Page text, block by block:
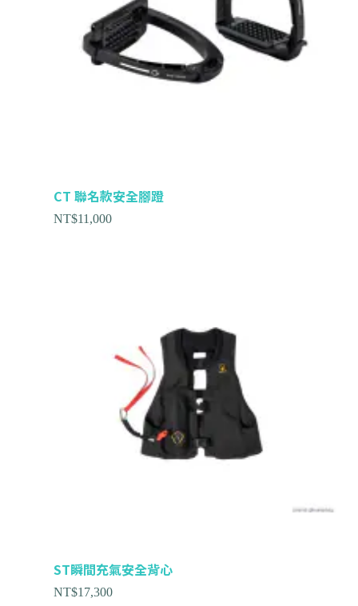
CT 聯名款安全腳蹬
NT$11,000
ST瞬間充氣安全背心
NT$17,300